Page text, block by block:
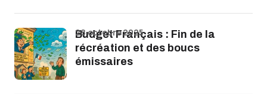
Budget Français : Fin de la
récréation et des boucs
émissaires
28 octobre 2025